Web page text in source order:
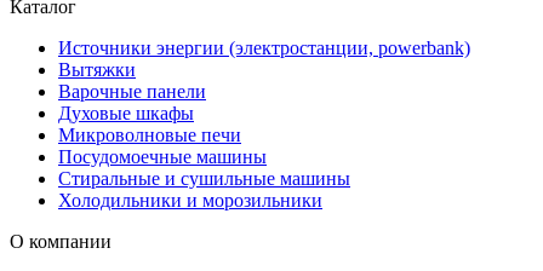
Каталог
Источники энергии (электростанции, powerbank)
Вытяжки
Варочные панели
Духовые шкафы
Микроволновые печи
Посудомоечные машины
Стиральные и сушильные машины
Холодильники и морозильники
О компании